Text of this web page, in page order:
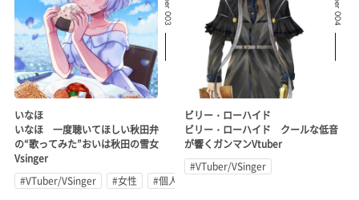
いなほ
いなほ 一度聴いてほしい秋田弁
の“歌ってみた”おいは秋田の雪女
Vsinger
#VTuber/VSinger
#女性 #個人勢
ビリー・ローハイド
ビリー・ローハイド クールな低音
が響くガンマンVtuber
#VTuber/VSinger